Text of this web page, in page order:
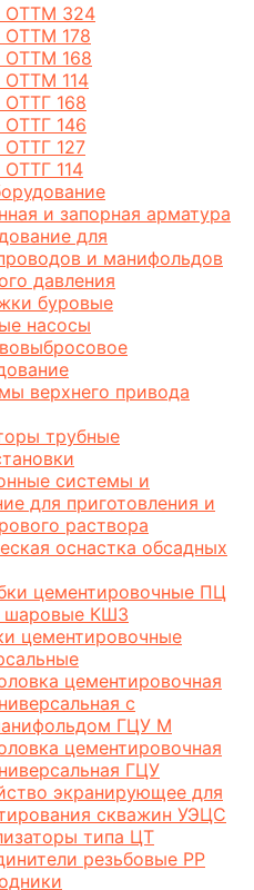
ОТТМ 324
ОТТМ 178
ОТТМ 168
ОТТМ 114
168
146
127
114
и запорная арматура
для
и манифольдов
давления
буровые
насосы
верхнего привода
трубные
системы и
для приготовления и
раствора
оснастка обсадных
цементировочные ПЦ
шаровые КШЗ
цементировочные
цементировочная
с
ГЦУ М
цементировочная
ГЦУ
экранирующее для
скважин УЭЦС
типа ЦТ
резьбовые РР